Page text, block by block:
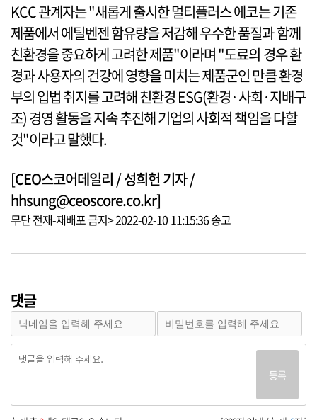
KCC 관계자는 "새롭게 출시한 멀티플러스 에코는 기존
제품에서 에틸벤젠 함유량을 저감해 우수한 품질과 함께
친환경을 중요하게 고려한 제품"이라며 "도료의 경우 환
경과 사용자의 건강에 영향을 미치는 제품군인 만큼 환경
부의 입법 취지를 고려해 친환경 ESG(환경·사회·지배구
조) 경영 활동을 지속 추진해 기업의 사회적 책임을 다할
것"이라고 말했다.
[CEO스코어데일리 / 성희헌 기자 /
hhsung@ceoscore.co.kr]
무단 전재-재배포 금지> 2022-02-10 11:15:36 송고
댓글
등록